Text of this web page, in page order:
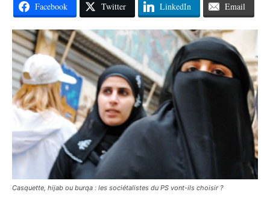
Facebook Twitter LinkedIn Email
Casquette, hijab ou burqa : les sociétalistes du PS vont-ils choisir ?